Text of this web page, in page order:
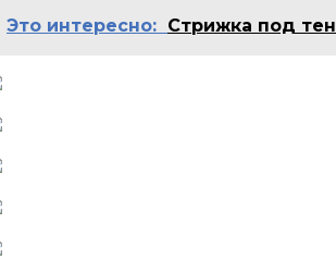
Это интересно: Стрижка под